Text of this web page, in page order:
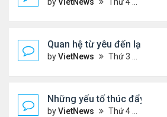
Quan hệ từ yêu đến lạnh
byVietNews Thứ 3 Tháng 8 05, 2025 4:59 pm
Những yếu tố thúc đẩy
byVietNews Thứ 4 Tháng 7 30, 2025 5:43 pm